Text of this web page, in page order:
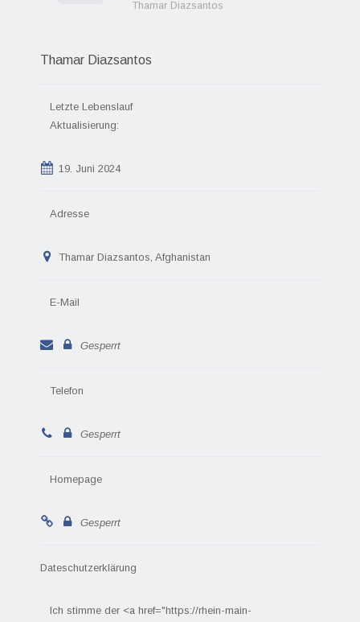
Thamar Diazsantos
Thamar Diazsantos
Letzte Lebenslauf
Aktualisierung:
19. Juni 2024
Adresse
Thamar Diazsantos, Afghanistan
E-Mail
Gesperrt
Telefon
Gesperrt
Homepage
Gesperrt
Dateschutzerklärung
Ich stimme der <a href="https://rhein-main-